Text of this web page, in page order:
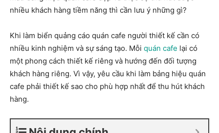
nhiều khách hàng tiềm năng thì cần lưu ý những gì?
Khi làm biển quảng cáo quán cafe người thiết kế cần có
nhiều kinh nghiệm và sự sáng tạo. Mỗi quán cafe lại có
một phong cách thiết kế riêng và hướng đến đối tượng
khách hàng riêng. Vì vậy, yêu cầu khi làm bảng hiệu quán
cafe phải thiết kế sao cho phù hợp nhất để thu hút khách
hàng.